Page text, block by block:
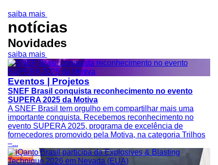
saiba mais
notícias
Novidades
saiba mais
Eventos | Projetos
SNEF Brasil conquista reconhecimento no evento
SUPERA 2025 da Motiva
A SNEF Brasil tem orgulho em compartilhar mais uma
importante conquista. Recebemos reconhecimento no
evento SUPERA 2025, programa de excelência de
fornecedores promovido pela Motiva, na categoria Trilhos
–...